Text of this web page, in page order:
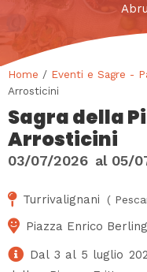
Home / Eventi e Sagre -
Arrosticini
Sagra della
Arrosticini
03/07/2026 al 05/
Turrivalignani (
Piazza Enrico
Dal 3 al 5 luglio